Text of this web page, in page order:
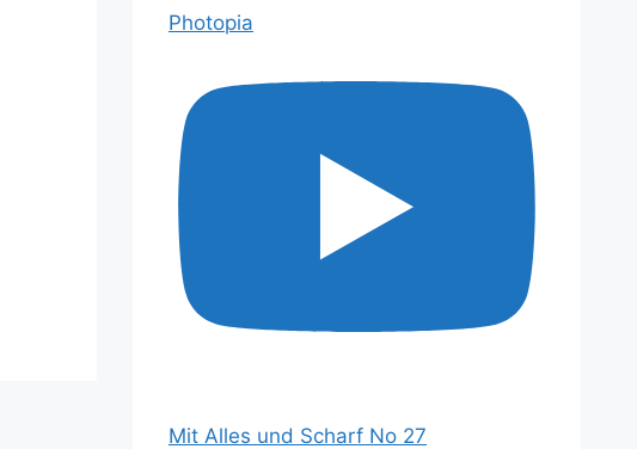
Photopia
Mit Alles und Scharf No 27